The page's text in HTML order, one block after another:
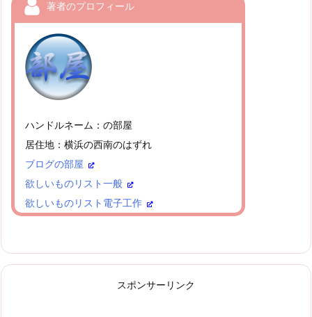
著者のプロフィール
ハンドルネーム：の部屋
居住地：横浜の西南のはずれ
ブログの部屋
欲しいものリスト一般
欲しいものリスト電子工作
スポンサーリンク